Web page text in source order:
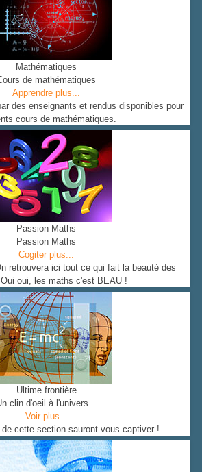
Mathématiques
de mathématiques
Apprendre plus...
des enseignants et rendus disponibles pour
cours de mathématiques.
Passion Maths
Passion Maths
Cogiter plus...
retrouvera ici tout ce qui fait la beauté des
oui, les maths c'est BEAU !
Ultime frontière
clin d'oeil à l'univers...
Voir plus...
cette section sauront vous captiver !